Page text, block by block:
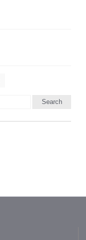
Search